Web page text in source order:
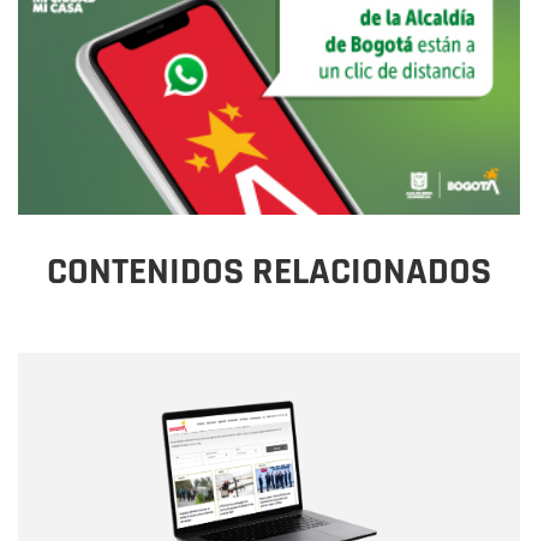
CONTENIDOS RELACIONADOS
Correo electrónico